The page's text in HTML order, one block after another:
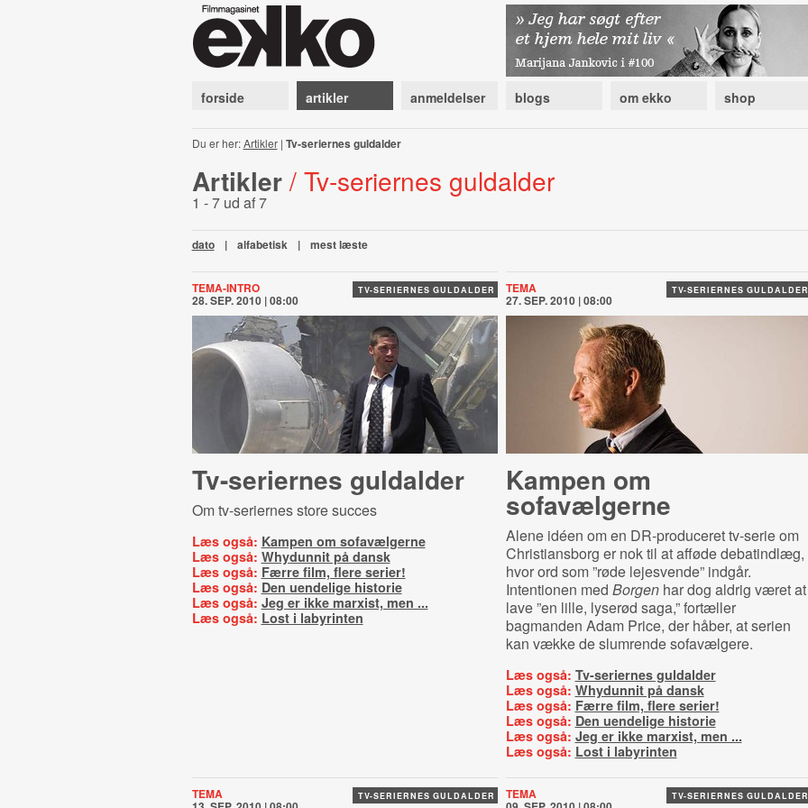
forside artikler anmeldelser blogs om ekko shop
Du er her:Artikler| Tv-seriernes guldalder
Artikler / Tv-seriernes guldalder
1 - 7 ud af 7
dato | alfabetisk | mest læste
TV-SERIERNES GULDALDER
TEMA-INTRO
28. SEP. 2010 | 08:00
Tv-seriernes guldalder
Om tv-seriernes store succes
Læs også: Kampen om sofavælgerne
Læs også: Whydunnit på dansk
Læs også: Færre film, flere serier!
Læs også: Den uendelige historie
Læs også: Jeg er ikke marxist, men ...
Læs også: Lost i labyrinten
TV-SERIERNES GULDALDER
TEMA
27. SEP. 2010 | 08:00
Kampen om
sofavælgerne
Alene idéen om en DR-produceret tv-serie om
Christiansborg er nok til at afføde debatindlæg,
hvor ord som ”røde lejesvende” indgår.
Intentionen med Borgenhar dog aldrig været at
lave ”en lille, lyserød saga,” fortæller
bagmanden Adam Price, der håber, at serien
kan vække de slumrende sofavælgere.
Læs også: Tv-seriernes guldalder
Læs også: Whydunnit på dansk
Læs også: Færre film, flere serier!
Læs også: Den uendelige historie
Læs også: Jeg er ikke marxist, men ...
Læs også: Lost i labyrinten
TV-SERIERNES GULDALDER
TEMA TV-SERIERNES GULDALDER
TEMA